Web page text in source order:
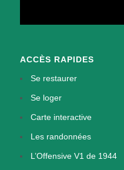
ACCÈS RAPIDES
Se restaurer
Se loger
Carte interactive
Les randonnées
L’Offensive V1 de 1944